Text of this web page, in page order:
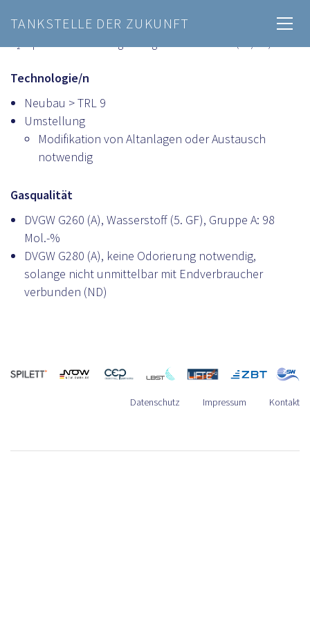
TANKSTELLE DER ZUKUNFT
Technologie/n
Neubau > TRL 9
Umstellung
Modifikation von Altanlagen oder Austausch
notwendig
Gasqualität
DVGW G260 (A), Wasserstoff (5. GF), Gruppe A: 98
Mol.-%
DVGW G280 (A), keine Odorierung notwendig,
solange nicht unmittelbar mit Endverbraucher
verbunden (ND)
Datenschutz Impressum Kontakt